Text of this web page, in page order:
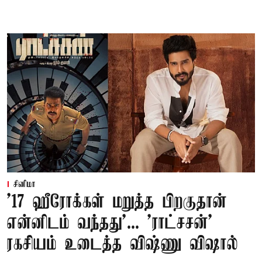
சினிமா
'17 ஹீரோக்கள் மறுத்த பிறகுதான்
என்னிடம் வந்தது'... 'ராட்சசன்'
ரகசியம் உடைத்த விஷ்ணு விஷால்